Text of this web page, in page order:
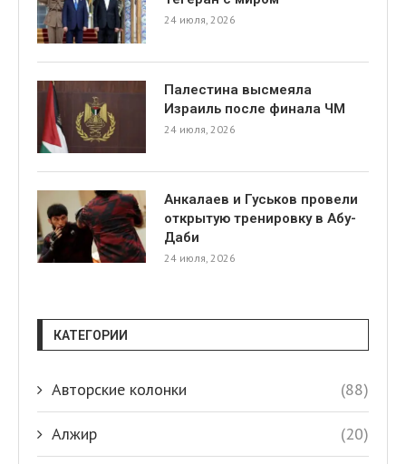
24 июля, 2026
Палестина высмеяла
Израиль после финала ЧМ
24 июля, 2026
Анкалаев и Гуськов провели
открытую тренировку в Абу-
Даби
24 июля, 2026
КАТЕГОРИИ
Авторские колонки (88)
Алжир (20)